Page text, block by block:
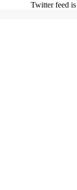
Twitter feed